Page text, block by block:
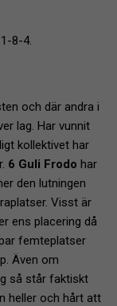
8-4.
och där andra i
lag. Har vunnit
kollektivet har
6 Guli Frodo har
den lutningen
Visst är
ens placering då
femteplatser
Även om
så står faktiskt
heller och hårt att